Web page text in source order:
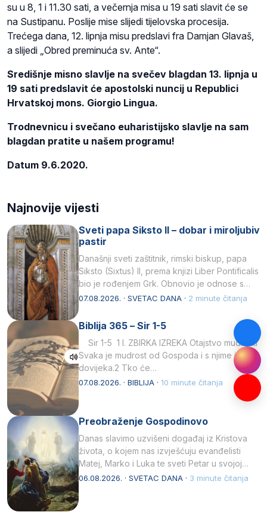
su u 8, 1 i 11.30 sati, a večernja misa u 19 sati slavit će se
na Sustipanu. Poslije mise slijedi tijelovska procesija.
Trećega dana, 12. lipnja misu predslavi fra Damjan Glavaš,
a slijedi „Obred preminuća sv. Ante“.
Središnje misno slavlje na svečev blagdan 13. lipnja u
19 sati predslavit će apostolski nuncij u Republici
Hrvatskoj mons. Giorgio Lingua.
Trodnevnicu i svečano euharistijsko slavlje na sam
blagdan pratite u našem programu!
Datum 9.6.2020.
Najnovije vijesti
Sveti papa Siksto II – dobar i miroljubiv
pastir
Današnji sveti zaštitnik, rimski biskup, papa
Siksto (Sixtus) II, prema knjizi Liber Pontificalis
bio je rođenjem Grk. Obnovio je odnose s
afričkim…
07.08.2026. · SVETAC DANA · 2 minute čitanja
Biblija 365 – Sir 1-5
Sir 1-5 1 I. ZBIRKA IZREKA Otajstvo mudrosti
Svaka je mudrost od Gospoda i s njime je
dovijeka.2 Tko će…
07.08.2026. · BIBLIJA · 10 minute čitanja
Preobraženje Gospodinovo
Danas slavimo uzvišeni događaj iz Kristova
života, o kojem nas izvješćuju evanđelisti
Matej, Marko i Luka te sveti Petar u svojoj
drugoj…
06.08.2026. · SVETAC DANA · 3 minute čitanja